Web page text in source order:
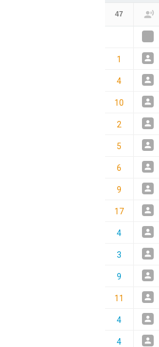
47 
1 
4 
10 
2 
5 
6 
9 
17 
4 
3 
9 
11 
4 
4 